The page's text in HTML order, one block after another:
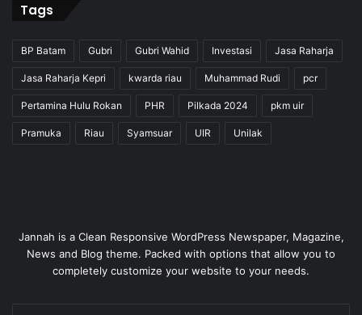
Tags
BP Batam Gubri Gubri Wahid Investasi Jasa Raharja
Jasa Raharja Kepri kwarda riau Muhammad Rudi pcr
Pertamina Hulu Rokan PHR Pilkada 2024 pkm uir
Pramuka Riau Syamsuar UIR Unilak
Jannah is a Clean Responsive WordPress Newspaper, Magazine,
News and Blog theme. Packed with options that allow you to
completely customize your website to your needs.